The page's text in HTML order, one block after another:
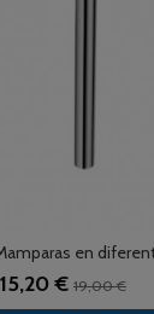
en
15,20 € 19,00 €